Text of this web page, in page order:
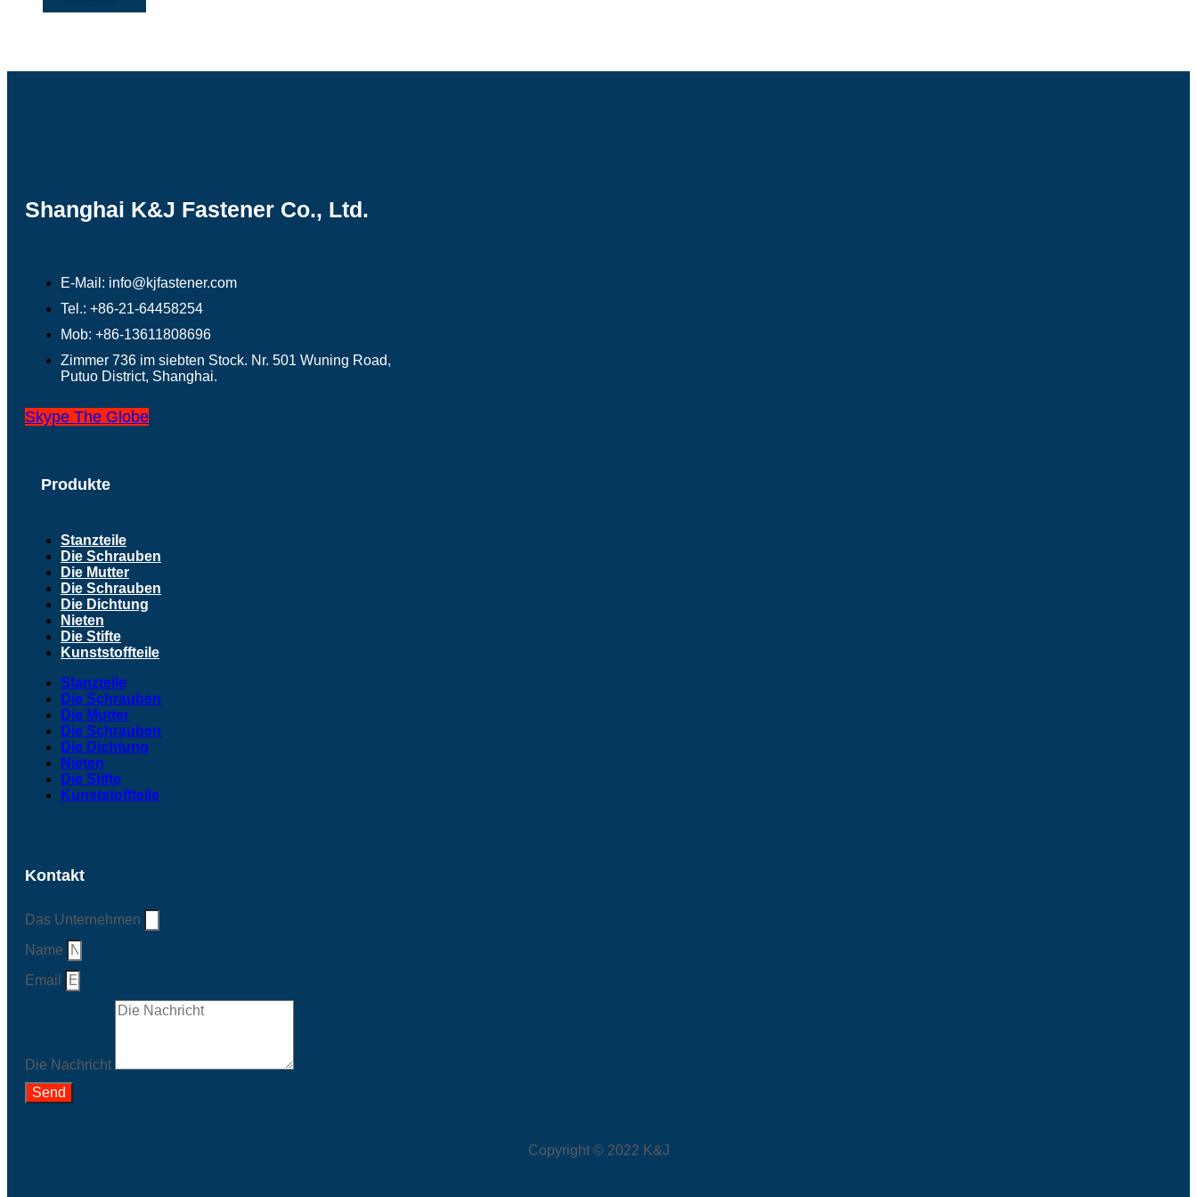
Shanghai K&J Fastener Co., Ltd.
E-Mail: info@kjfastener.com
Tel.: +86-21-64458254
Mob: +86-13611808696
Zimmer 736 im siebten Stock. Nr. 501 Wuning Road,
Putuo District, Shanghai.
Skype The Globe
Produkte
Stanzteile
Die Schrauben
Die Mutter
Die Schrauben
Die Dichtung
Nieten
Die Stifte
Kunststoffteile
Stanzteile
Die Schrauben
Die Mutter
Die Schrauben
Die Dichtung
Nieten
Die Stifte
Kunststoffteile
Kontakt
Das Unternehmen
Name
Email
Die Nachricht
Send
Copyright © 2022 K&J